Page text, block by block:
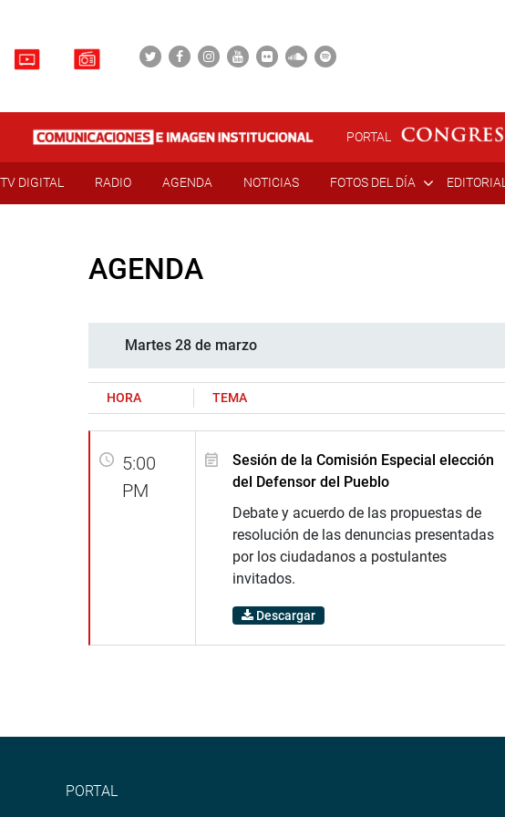
PORTAL
TV DIGITAL RADIO AGENDA NOTICIAS FOTOS DEL DÍA EDITORIAL
AGENDA
Martes 28 de marzo
HORA TEMA
5:00
PM
Sesión de la Comisión Especial elección
del Defensor del Pueblo
Debate y acuerdo de las propuestas de
resolución de las denuncias presentadas
por los ciudadanos a postulantes
invitados.
Descargar
PORTAL